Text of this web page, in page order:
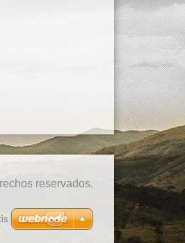
reservados.